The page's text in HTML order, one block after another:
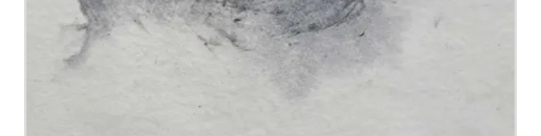
współpracy z Fundacją Stocznia.